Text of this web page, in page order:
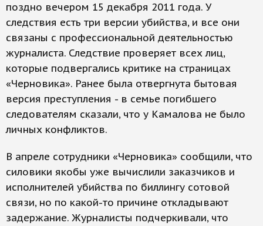
поздно вечером 15 декабря 2011 года. У
следствия есть три версии убийства, и все они
связаны с профессиональной деятельностью
журналиста. Следствие проверяет всех лиц,
которые подвергались критике на страницах
«Черновика». Ранее была отвергнута бытовая
версия преступления - в семье погибшего
следователям сказали, что у Камалова не было
личных конфликтов.
В апреле сотрудники «Черновика» сообщили, что
силовики якобы уже вычислили заказчиков и
исполнителей убийства по биллингу сотовой
связи, но по какой-то причине откладывают
задержание. Журналисты подчеркивали, что